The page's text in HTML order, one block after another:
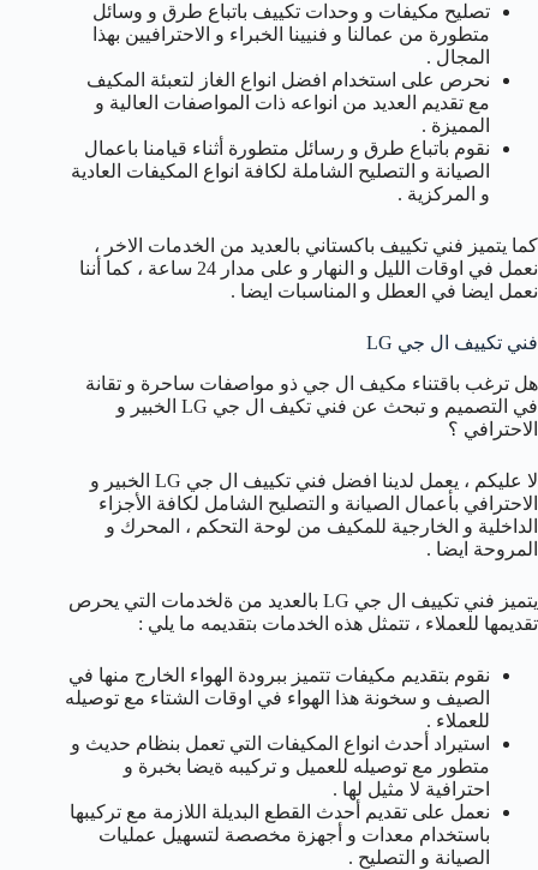
تصليح مكيفات و وحدات تكييف باتباع طرق و وسائل
متطورة من عمالنا و فنيينا الخبراء و الاحترافيين بهذا
المجال .
نحرص على استخدام افضل انواع الغاز لتعبئة المكيف
مع تقديم العديد من انواعه ذات المواصفات العالية و
المميزة .
نقوم باتباع طرق و رسائل متطورة أثناء قيامنا باعمال
الصيانة و التصليح الشاملة لكافة انواع المكيفات العادية
و المركزية .
كما يتميز فني تكييف باكستاني بالعديد من الخدمات الاخر ،
نعمل في اوقات الليل و النهار و على مدار 24 ساعة ، كما أننا
نعمل ايضا في العطل و المناسبات ايضا .
فني تكييف ال جي LG
هل ترغب باقتناء مكيف ال جي ذو مواصفات ساحرة و تقانة
في التصميم و تبحث عن فني تكيف ال جي LG الخبير و
الاحترافي ؟
لا عليكم ، يعمل لدينا افضل فني تكييف ال جي LG الخبير و
الاحترافي بأعمال الصيانة و التصليح الشامل لكافة الأجزاء
الداخلية و الخارجية للمكيف من لوحة التحكم ، المحرك و
المروحة ايضا .
يتميز فني تكييف ال جي LG بالعديد من ةلخدمات التي يحرص
تقديمها للعملاء ، تتمثل هذه الخدمات بتقديمه ما يلي :
نقوم بتقديم مكيفات تتميز ببرودة الهواء الخارج منها في
الصيف و سخونة هذا الهواء في اوقات الشتاء مع توصيله
للعملاء .
استيراد أحدث انواع المكيفات التي تعمل بنظام حديث و
متطور مع توصيله للعميل و تركيبه ةيضا بخبرة و
احترافية لا مثيل لها .
نعمل على تقديم أحدث القطع البديلة اللازمة مع تركيبها
باستخدام معدات و أجهزة مخصصة لتسهيل عمليات
الصيانة و التصليح .